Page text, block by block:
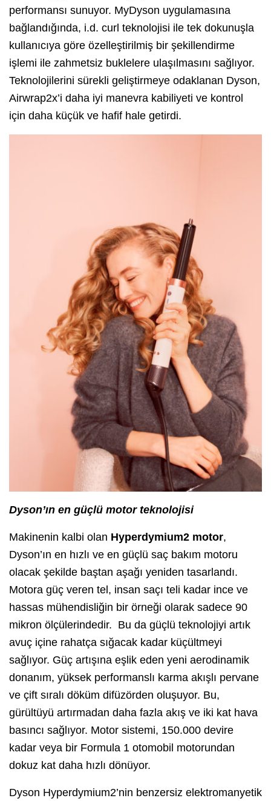
performansı sunuyor. MyDyson uygulamasına
bağlandığında, i.d. curl teknolojisi ile tek dokunuşla
kullanıcıya göre özelleştirilmiş bir şekillendirme
işlemi ile zahmetsiz buklelere ulaşılmasını sağlıyor.
Teknolojilerini sürekli geliştirmeye odaklanan Dyson,
Airwrap2x’i daha iyi manevra kabiliyeti ve kontrol
için daha küçük ve hafif hale getirdi.
Dyson’ın en güçlü motor teknolojisi
Makinenin kalbi olan Hyperdymium2 motor,
Dyson’ın en hızlı ve en güçlü saç bakım motoru
olacak şekilde baştan aşağı yeniden tasarlandı.
Motora güç veren tel, insan saçı teli kadar ince ve
hassas mühendisliğin bir örneği olarak sadece 90
mikron ölçülerindedir. Bu da güçlü teknolojiyi artık
avuç içine rahatça sığacak kadar küçültmeyi
sağlıyor. Güç artışına eşlik eden yeni aerodinamik
donanım, yüksek performanslı karma akışlı pervane
ve çift sıralı döküm difüzörden oluşuyor. Bu,
gürültüyü artırmadan daha fazla akış ve iki kat hava
basıncı sağlıyor. Motor sistemi, 150.000 devire
kadar veya bir Formula 1 otomobil motorundan
dokuz kat daha hızlı dönüyor.
Dyson Hyperdymium2’nin benzersiz elektromanyetik